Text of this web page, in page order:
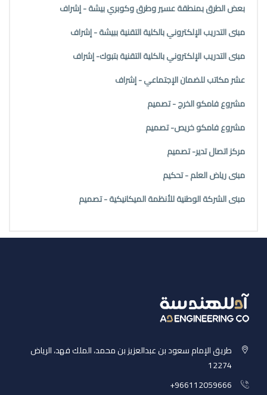
بعض الطرق بمنطقة عسير وطرق وكوبري بيشة - إشراف
مبنى التدريب الإلكتروني بالكلية التقنية ببيشة - إشراف
مبنى التدريب الإلكتروني بالكلية التقنية بتبوك- إشراف
عشر مكاتب للضمان الإجتماعي - إشراف
مشروع فامكو الخرج - تصميم
مشروع فامكو خريص- تصميم
مركز اتصال تدير- تصميم
مبنى رياض العلم - تحكيم
مبنى الشركة الوطنية للأنظمة الميكانيكية - تصميم
طريق الإمام سعود بن عبدالعزيز بن محمد، الملك فهد، الرياض
12274
‎+966112059666